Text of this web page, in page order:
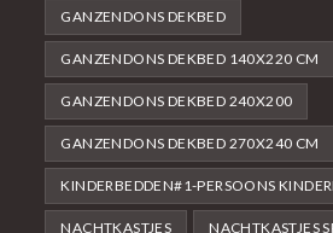
GANZENDONS DEKBED
GANZENDONS DEKBED 140X220 CM
GANZENDONS DEKBED 240X200
GANZENDONS DEKBED 270X240 CM
KINDERBEDDEN#1-PERSOONS
NACHTKASTJES NACHTKASTJES